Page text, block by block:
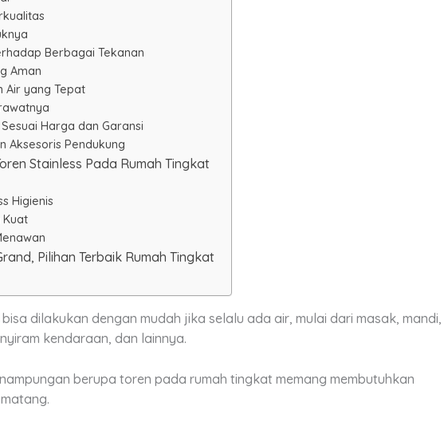
Berbagai Tekanan
Aman
Air yang Tepat
Harga dan Garansi
Aksesoris Pendukung
Stainless Pada Rumah Tingkat
Higienis
Kuat
Pilihan Terbaik Rumah Tingkat
dilakukan dengan mudah jika selalu ada air, mulai dari masak, mandi,
kendaraan, dan lainnya.
berupa toren pada rumah tingkat memang membutuhkan